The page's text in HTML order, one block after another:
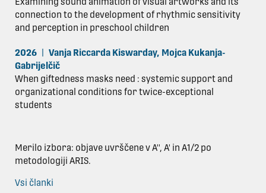
connection to the development of rhythmic sensitivity
and perception in preschool children
2026 Vanja Riccarda Kiswarday, Mojca Kukanja-
Gabrijelčič
When giftedness masks need : systemic support and
organizational conditions for twice-exceptional
students
Merilo izbora: objave uvrščene v A'', A' in A1/2 po
metodologiji ARIS.
Vsi članki